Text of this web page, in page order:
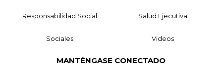
Responsabilidad Social Salud Ejecutiva
Sociales Videos
MANTÉNGASE CONECTADO